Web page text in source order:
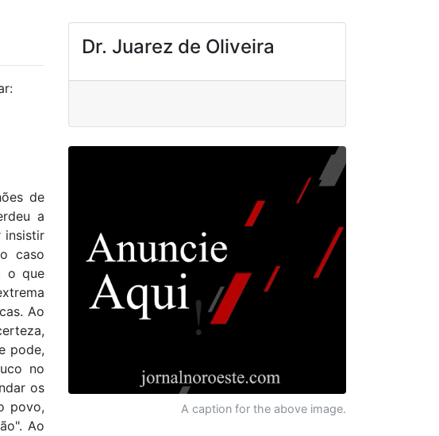
de
a
insistir
caso
o que
Ao
pode,
no
os
povo,
Ao
Dr. Juarez de Oliveira
A caption for the above image.